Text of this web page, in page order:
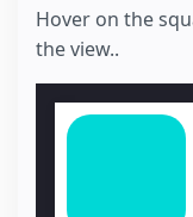
Hover on the
the view..